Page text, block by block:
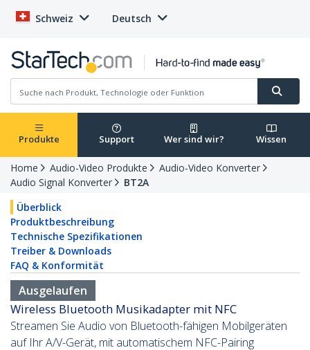
Schweiz Deutsch
Produkte Support Wer sind wir? Wissen
Home Audio-Video Produkte
Audio-Video Konverter
Audio Signal Konverter
BT2A
Überblick
Produktbeschreibung
Technische Spezifikationen
Treiber & Downloads
FAQ & Konformität
Ausgelaufen
Wireless Bluetooth Musikadapter mit NFC
Streamen Sie Audio von Bluetooth-fähigen Mobilgeräten
auf Ihr A/V-Gerät, mit automatischem NFC-Pairing